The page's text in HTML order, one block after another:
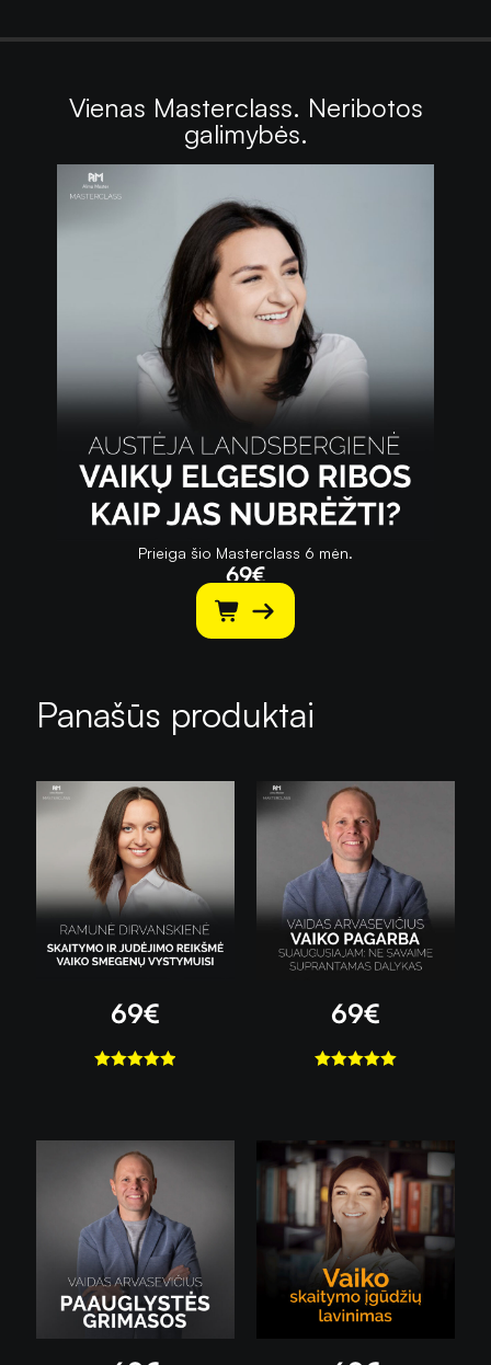
Vienas Masterclass. Neribotos
galimybės.
Prieiga šio Masterclass 6 mėn.
69€
Panašūs produktai
69€ 69€